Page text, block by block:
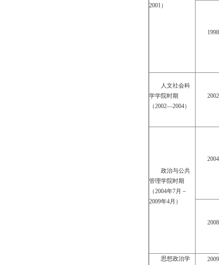
2001）
人文社会科
学学院时期
（2002—2004）
政治与公共
管理学院时期
（2004年7月－
2009年4月）
思想政治学